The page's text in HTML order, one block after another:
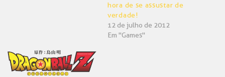
hora de se assustar de
verdade!
12 de julho de 2012
Em "Games"